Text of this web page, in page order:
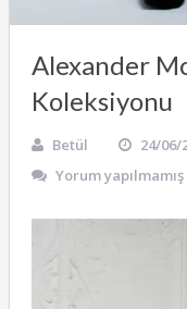
Alexander
Koleksiyonu
Betül 24/06/
Yorum yapılmamış